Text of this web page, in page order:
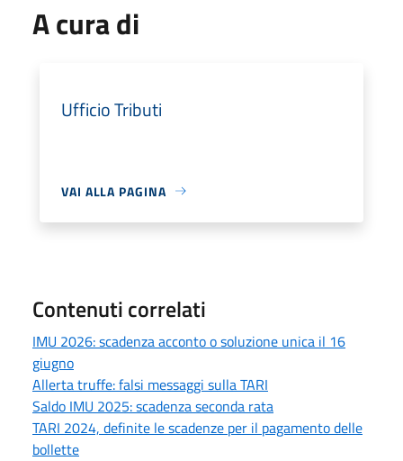
A cura di
Ufficio Tributi
VAI ALLA PAGINA
Contenuti correlati
IMU 2026: scadenza acconto o soluzione unica il 16
giugno
Allerta truffe: falsi messaggi sulla TARI
Saldo IMU 2025: scadenza seconda rata
TARI 2024, definite le scadenze per il pagamento delle
bollette